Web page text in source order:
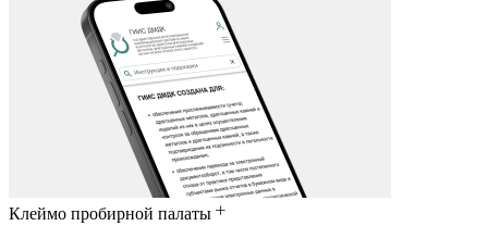
Клеймо пробирной палаты